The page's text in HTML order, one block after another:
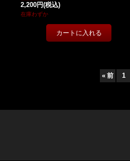
2,200円(税込)
在庫わずか
« 前 1